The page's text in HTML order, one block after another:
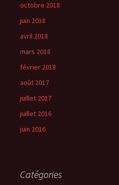
octobre 2018
juin 2018
avril 2018
mars 2018
février 2018
août 2017
juillet 2017
juillet 2016
juin 2016
Catégories